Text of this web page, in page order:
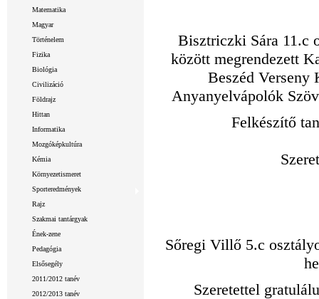
Matematika
Magyar
Történelem
Fizika
Biológia
Civilizáció
Földrajz
Hittan
Informatika
Mozgóképkultúra
Kémia
Környezetismeret
Sporteredmények
Rajz
Szakmai tantárgyak
Ének-zene
Pedagógia
Elsősegély
2011/2012 tanév
2012/2013 tanév
Bisztriczki Sára 11.c
között megrendezett
Beszéd Verseny
Anyanyelvápolók
Felkészítő
Sőregi Villő 5.c
Szeretettel